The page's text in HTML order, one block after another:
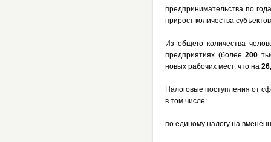
предпринимательства по
прирост количества
Из общего количества
предприятиях (более200
новых рабочих мест, что на
Налоговые поступления от
в том числе:
по единому налогу на